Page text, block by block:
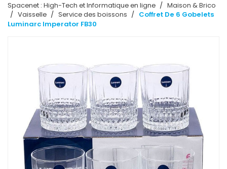
Spacenet : High-Tech et Informatique en ligne
Maison & Brico
Vaisselle
Service des boissons
Coffret De 6 Gobelets
Luminarc Imperator FB30